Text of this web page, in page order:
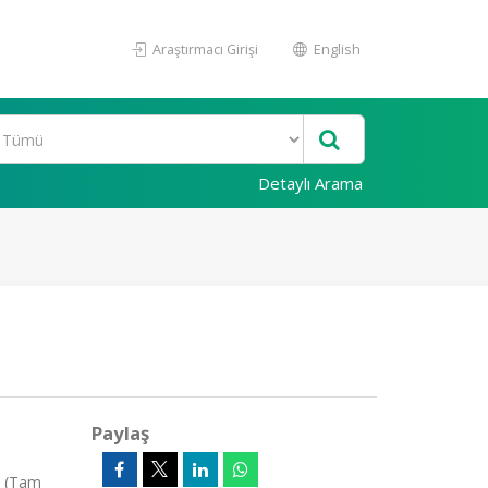
Araştırmacı Girişi English
Detaylı Arama
(Tam
Paylaş